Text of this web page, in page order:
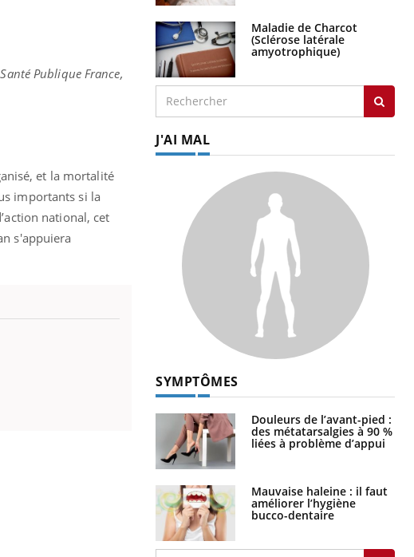
Publique France,
et la mortalité
importants si la
national, cet
s'appuiera
Maladie de Charcot
(Sclérose latérale
amyotrophique)
J'AI MAL
SYMPTÔMES
Douleurs de l’avant-pied :
des métatarsalgies à 90 %
liées à problème d’appui
Mauvaise haleine : il faut
améliorer l’hygiène
bucco-dentaire